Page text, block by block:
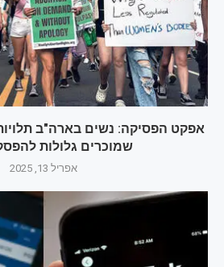
אפקט הפסיקה: נשים בארה"ב
שמוכרים גלולות
אפריל 13, 2025